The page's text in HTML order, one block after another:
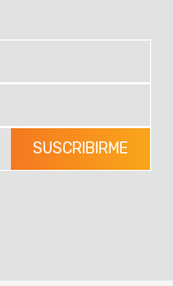
SUSCRIBIRME